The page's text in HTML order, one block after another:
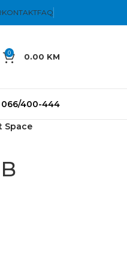
KONTAKTFAQ
0 0.00 KM
066/400-444
Space